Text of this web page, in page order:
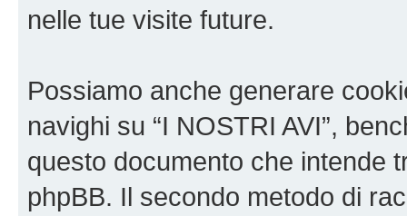
nelle tue visite future.
Possiamo anche generare
navighi su “I NOSTRI AVI”,
questo documento che intende
phpBB. Il secondo metodo di